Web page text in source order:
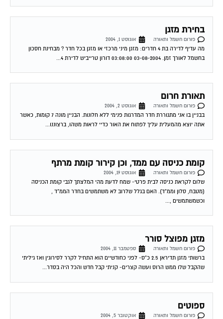
בחירת מזגן
פורום חשמל ותאורה
אוגוסט 1, 2004
מה עדיף לדירה בת 4 חדרים: מזגן מיני מרכזי או מזגן בכל חדר ? מבחינת חסכון
בחשמל לאורך זמן. 03-08-2004 03:08:00 דורון טרייביש לדירת 4...
תאורת חרום
פורום חשמל ותאורה
אוגוסט 2, 2004
בבניין בו אני מתגוררת חדר המדרגות פנימי ללא חלונות. הבניין מונה 7 קומות, כאשר
אתה יוצא מהמעלית עליך לפתוח את האור כדיי לראות משהו, ברצוננו...
קומת כניסה עם ממד, וכן קירור קומת מרתף
פורום חשמל ותאורה
אוגוסט 19, 2004
שלום לקראת כניסה לבית פרטי- שמח לדעת מהי המלצתך לגבי קומת הכניסה
(מטבח, סלון וממ"ד). האם בגלל שלרוב לא משתמשים בחדר הממ"ד ,
וכשמשתמשים ,...
מזגן מפוצל סורר
פורום חשמל ותאורה
ספטמבר 11, 2004
ברשותי מזגן תדיראן 2.5 כ"ס- לפני כחודשיים הוא התחיל לקרר לסירוגין ואז גיליתי
שהקבל שלו ממש הרוס ועשה קצרים- קניתי קבל חדש והכל היה בסדר...
ספוטים
פורום חשמל ותאורה אוקטובר 5, 2004